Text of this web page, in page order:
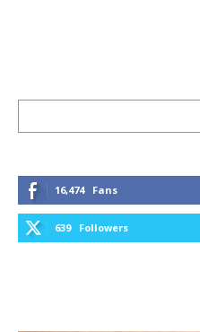
16,474 Fans
639 Followers